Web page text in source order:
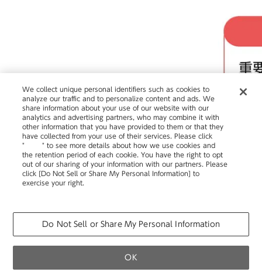
お問い合わせ 個人のお客さま
We collect unique personal identifiers such as cookies to
analyze our traffic and to personalize content and ads. We
share information about your use of our website with our
analytics and advertising partners, who may combine it with
other information that you have provided to them or that they
have collected from your use of their services. Please click
"
here" to see more details about how we use cookies and
the retention period of each cookie. You have the right to opt
out of our sharing of your information with our partners. Please
click [Do Not Sell or Share My Personal Information] to
exercise your right.
Do Not Sell or Share My Personal Information
OK